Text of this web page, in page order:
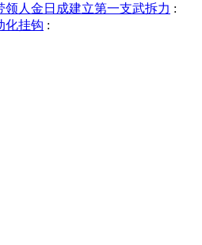
领人金日成建立第一支武拆力 :
化挂钩 :